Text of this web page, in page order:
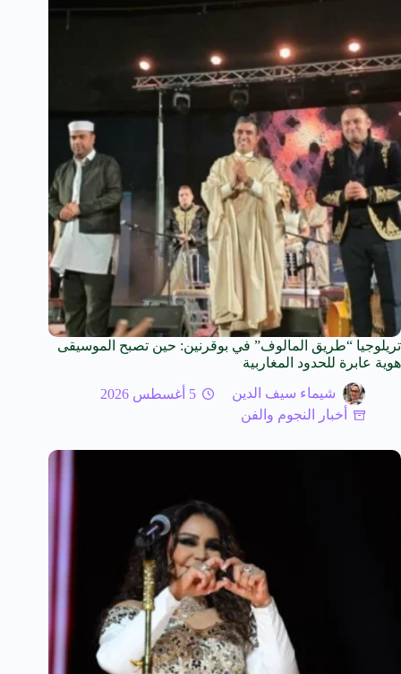
تريلوجيا “طريق المالوف” في بوقرنين: حين تصبح الموسيقى
هوية عابرة للحدود المغاربية
شيماء سيف الدين
5 أغسطس 2026
أخبار النجوم والفن